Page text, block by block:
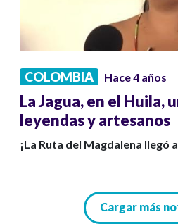
COLOMBIA Hace 4 años
La Jagua, en el Huila,
leyendas y artesanos
¡La Ruta del Magdalena llegó
Cargar más